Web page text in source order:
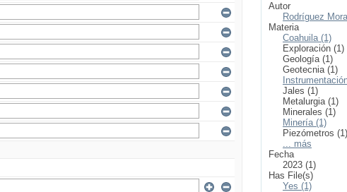
Autor
Rodríguez
Materia
Coahuila (1)
Exploración (1)
Geología (1)
Geotecnia (1)
Jales (1)
Metalurgia (1)
Minerales (1)
Minería (1)
Piezómetros (1)
... más
Fecha
2023 (1)
Has File(s)
Yes (1)